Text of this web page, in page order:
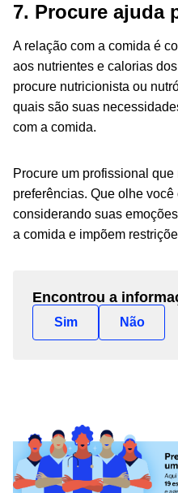
7. Procure ajuda
A relação com a comida é
aos nutrientes e calorias
procure nutricionista ou
quais são suas
com a comida.
Procure um profissional
preferências. Que olhe
considerando suas
a comida e impõem
Encontrou a
Sim Não